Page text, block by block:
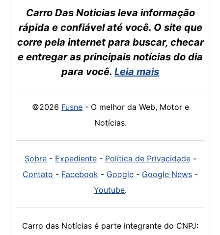
Carro Das Noticias leva informação
rápida e confiável até você. O site que
corre pela internet para buscar, checar
e entregar as principais notícias do dia
para você.Leia mais
©2026 Fusne- O melhor da Web, Motor e
Notícias.
Sobre- Expediente- Política de Privacidade-
Contato - Facebook - Google - Google News -
Youtube.
Carro das Notícias é parte integrante do CNPJ: